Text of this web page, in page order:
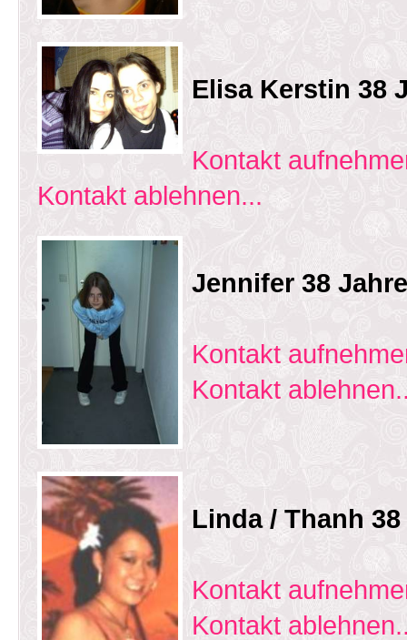
Elisa Kerstin 38
Kontakt
Kontakt ablehnen...
Jennifer 38
Kontakt
Kontakt
Linda / Thanh
Kontakt
Kontakt